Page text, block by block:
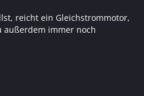
reicht ein Gleichstrommotor,
außerdem immer noch